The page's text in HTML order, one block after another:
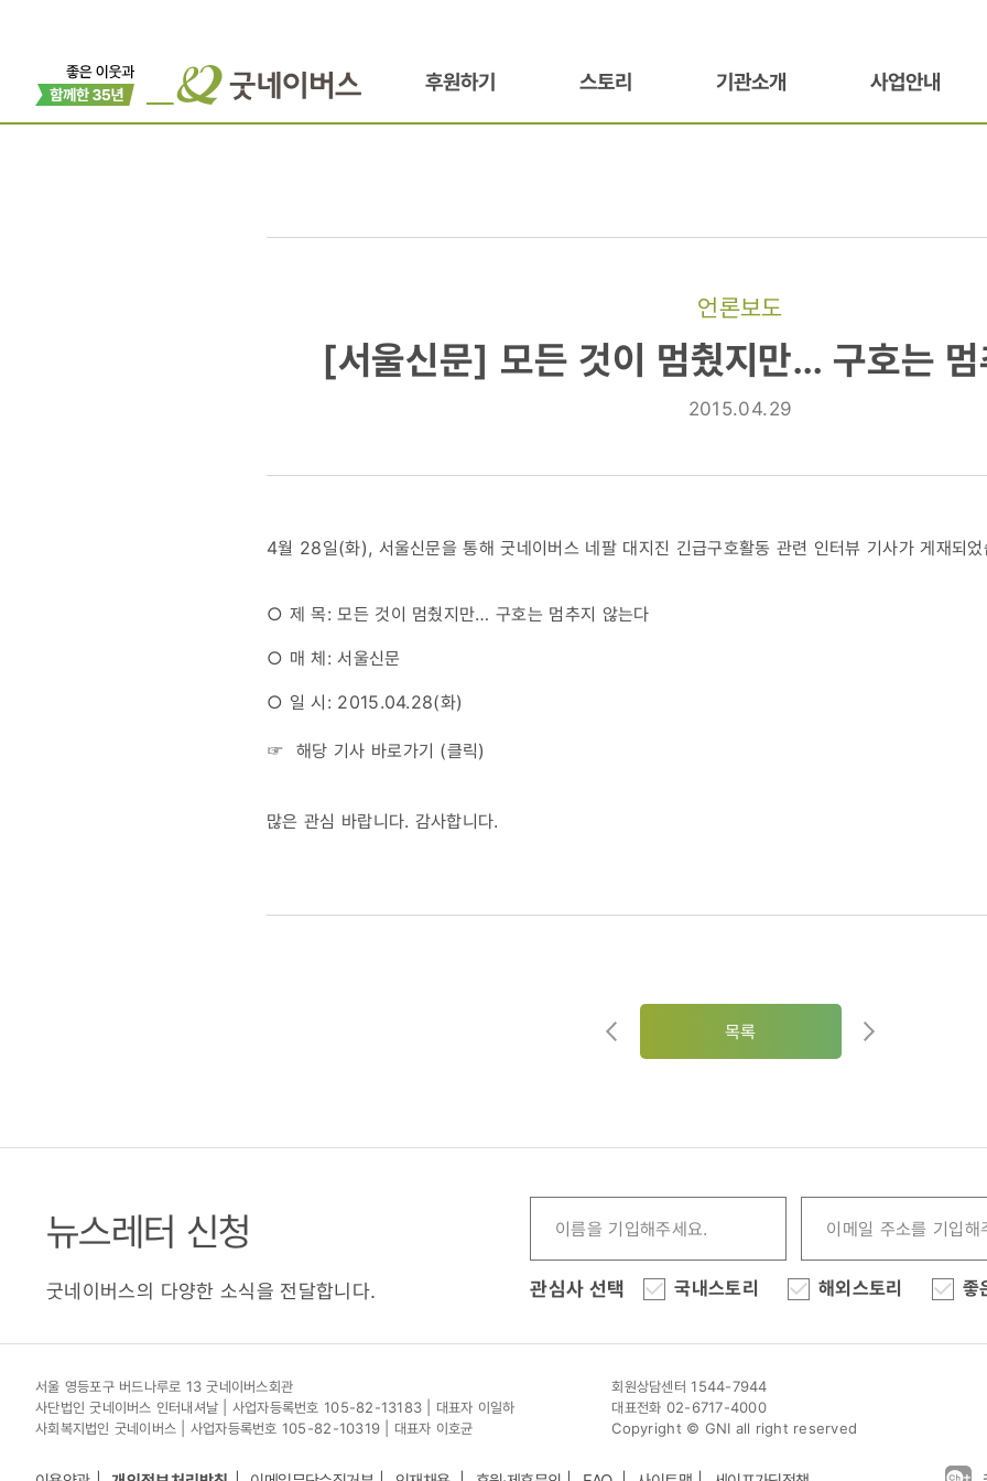
후원하기 스토리 기관소개 사업안내
언론보도
[서울신문]
것이
멈추지
않는다
[서울신문] 모든 것이 멈췄지만… 구호는 멈
2015.04.29
4월 28일(화), 서울신문을 통해 굿네이버스 네팔 대지진 긴급구호활동 관련 인터뷰 기사가 게재되었
○ 제 목: 모든 것이 멈췄지만… 구호는 멈추지 않는다
○ 매 체: 서울신문
○ 일 시: 2015.04.28(화)
☞ 해당 기사 바로가기 (클릭)
많은 관심 바랍니다. 감사합니다.
목록
뉴스레터 신청
굿네이버스의 다양한 소식을 전달합니다. 관심사 선택 국내스토리 해외스토리 좋
서울 영등포구 버드나루로 13 굿네이버스회관
사단법인 굿네이버스 인터내셔날 | 사업자등록번호 105-82-13183 | 대표자 이일하
사회복지법인 굿네이버스 | 사업자등록번호 105-82-10319 | 대표자 이호균
회원상담센터 1544-7944
대표전화 02-6717-4000
Copyright © GNI all right reserved